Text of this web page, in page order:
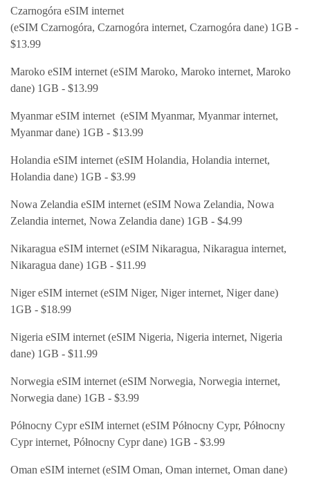
Czarnogóra eSIM internet
(eSIM Czarnogóra, Czarnogóra internet, Czarnogóra dane) 1GB -
$13.99
Maroko eSIM internet (eSIM Maroko, Maroko internet, Maroko
dane) 1GB - $13.99
Myanmar eSIM internet (eSIM Myanmar, Myanmar internet,
Myanmar dane) 1GB - $13.99
Holandia eSIM internet (eSIM Holandia, Holandia internet,
Holandia dane) 1GB - $3.99
Nowa Zelandia eSIM internet (eSIM Nowa Zelandia, Nowa
Zelandia internet, Nowa Zelandia dane) 1GB - $4.99
Nikaragua eSIM internet (eSIM Nikaragua, Nikaragua internet,
Nikaragua dane) 1GB - $11.99
Niger eSIM internet (eSIM Niger, Niger internet, Niger dane)
1GB - $18.99
Nigeria eSIM internet (eSIM Nigeria, Nigeria internet, Nigeria
dane) 1GB - $11.99
Norwegia eSIM internet (eSIM Norwegia, Norwegia internet,
Norwegia dane) 1GB - $3.99
Północny Cypr eSIM internet (eSIM Północny Cypr, Północny
Cypr internet, Północny Cypr dane) 1GB - $3.99
Oman eSIM internet (eSIM Oman, Oman internet, Oman dane)